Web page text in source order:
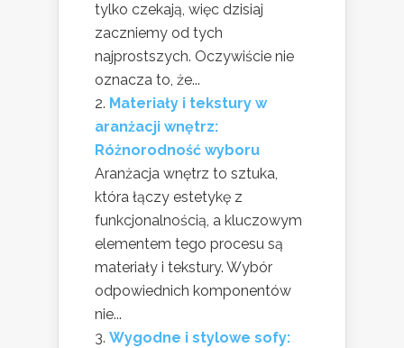
tylko czekają, więc dzisiaj
zaczniemy od tych
najprostszych. Oczywiście nie
oznacza to, że...
Materiały i tekstury w
aranżacji wnętrz:
Różnorodność wyboru
Aranżacja wnętrz to sztuka,
która łączy estetykę z
funkcjonalnością, a kluczowym
elementem tego procesu są
materiały i tekstury. Wybór
odpowiednich komponentów
nie...
Wygodne i stylowe sofy: